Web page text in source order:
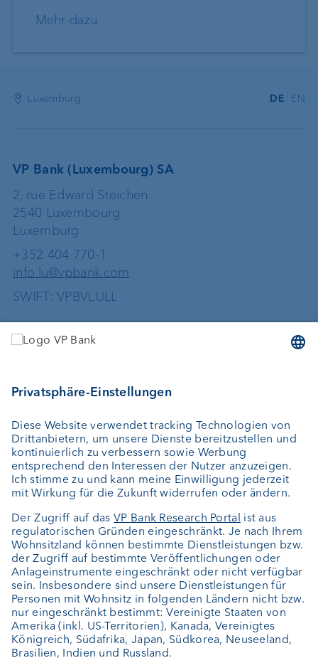
Mehr dazu
Luxemburg DE EN
VP Bank (Luxembourg) SA
2, rue Edward Steichen
2540 Luxembourg
Luxemburg
+352 404 770-1
info.lu@vpbank.com
SWIFT: VPBVLULL
Dienstleistungen
Vermögensverwaltung
Vermögensplanung
Depotbank
Externer Vermögensverwalter
Private Label Fonds
Investment Consulting
Über uns
Portrait
Jobs
News
Kundenfeedback
Kontakt
Geschäftsbericht
Cookie-Einstellungen